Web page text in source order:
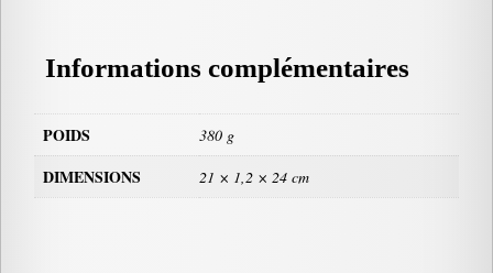
Informations complémentaires
POIDS 380 g
DIMENSIONS 21 × 1,2 × 24 cm